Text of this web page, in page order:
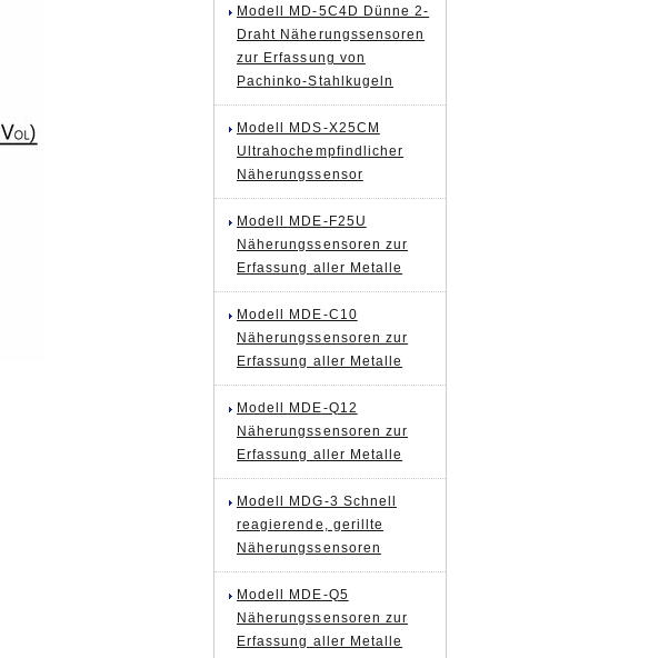
Modell MD-5C4D Dünne 2-
Draht Näherungssensoren
zur Erfassung von
Pachinko-Stahlkugeln
Modell MDS-X25CM
Ultrahochempfindlicher
Näherungssensor
Modell MDE-F25U
Näherungssensoren zur
Erfassung aller Metalle
Modell MDE-C10
Näherungssensoren zur
Erfassung aller Metalle
Modell MDE-Q12
Näherungssensoren zur
Erfassung aller Metalle
Modell MDG-3 Schnell
reagierende, gerillte
Näherungssensoren
Modell MDE-Q5
Näherungssensoren zur
Erfassung aller Metalle